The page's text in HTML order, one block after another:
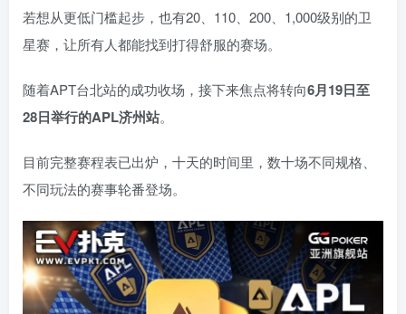
若想从更低门槛起步，也有20、110、200、1,000级别的卫
星赛，让所有人都能找到打得舒服的赛场。
随着APT台北站的成功收场，接下来焦点将转向6月19日至
28日举行的APL济州站。
目前完整赛程表已出炉，十天的时间里，数十场不同规格、
不同玩法的赛事轮番登场。